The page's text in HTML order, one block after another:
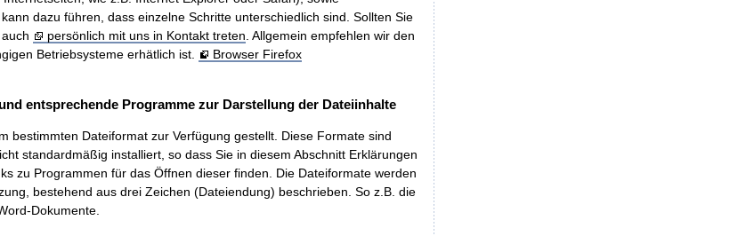
dazu führen, dass einzelne Schritte unterschiedlich sind. Sollten Sie
persönlich mit uns in Kontakt treten . Allgemein empfehlen wir den
Betriebsysteme erhätlich ist.
Browser Firefox
entsprechende Programme zur Darstellung der Dateiinhalte
bestimmten Dateiformat zur Verfügung gestellt. Diese Formate sind
standardmäßig installiert, so dass Sie in diesem Abschnitt Erklärungen
zu Programmen für das Öffnen dieser finden. Die Dateiformate werden
bestehend aus drei Zeichen (Dateiendung) beschrieben. So z.B. die
Dokumente.